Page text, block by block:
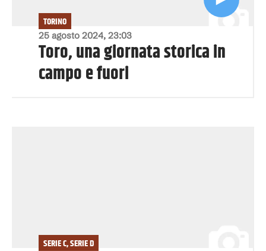
25 agosto 2024, 23:03
TORINO
Toro, una giornata storica in
campo e fuori
SERIE C, SERIE D